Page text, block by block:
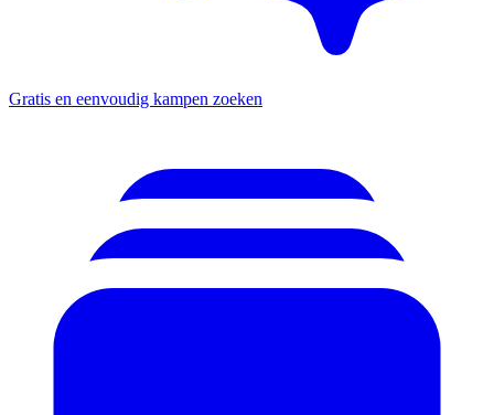
Gratis en eenvoudig kampen zoeken